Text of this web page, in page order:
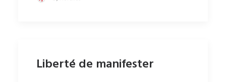
Liberté de manifester